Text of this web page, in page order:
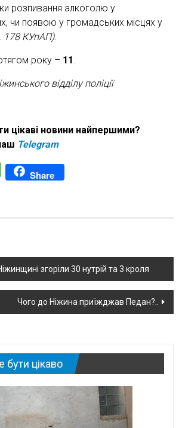
розпивання алкоголю у
чи появою у громадських місцях у
178 КУпАП).
року – 11
відділу поліції
цікаві новини найпершими?
Telegram
WhatsAppShare
згоріли 30 нутрій та 3 кроля
Чого до Ніжина приїжджав Педан?..
цікаво